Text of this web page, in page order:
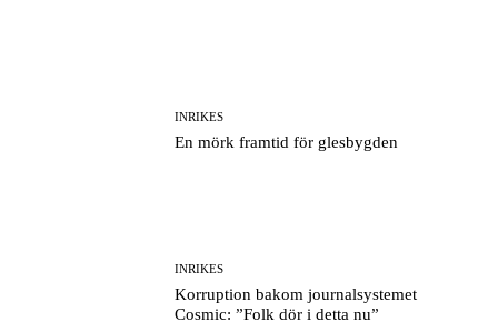
INRIKES
En mörk framtid för glesbygden
INRIKES
Korruption bakom journalsystemet
Cosmic: ”Folk dör i detta nu”